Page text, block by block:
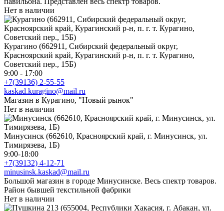
Нет в наличии
Курагино (662911, Сибирский федеральный округ,
Красноярский край, Курагинский р-н, п. г. т. Курагино,
Советский пер., 15Б)
9:00 - 17:00
+7(39136) 2-55-55
kaskad.kuragino@mail.ru
Магазин в Курагино, "Новый рынок"
Нет в наличии
Минусинск (662610, Красноярский край, г. Минусинск, ул.
Тимирязева, 1Б)
9:00-18:00
+7(39132) 4-12-71
minusinsk.kaskad@mail.ru
Большой магазин в городе Минусинске. Весь спектр товаров.
Район бывшей текстильной фабрики
Нет в наличии